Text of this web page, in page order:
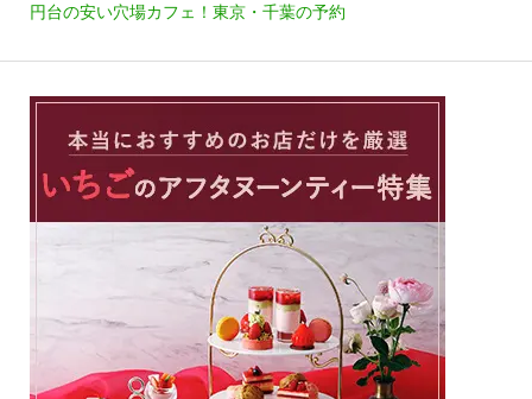
円台の安い穴場カフェ！東京・千葉の予約